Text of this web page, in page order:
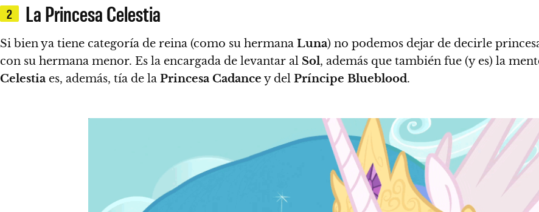
2 La Princesa Celestia
Si bien ya tiene categoría de reina (como su hermana Luna) no podemos dejar de decirle
con su hermana menor. Es la encargada de levantar al Sol, además que también fue (y es) la
Celestia es, además, tía de la Princesa Cadance y del Príncipe Blueblood.